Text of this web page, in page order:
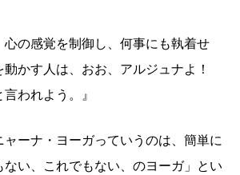
の感覚を制御し、何事にも執着せ
動かす人は、おお、アルジュナよ！
われよう。』
ーナ・ヨーガっていうのは、簡単に
い、これでもない、のヨーガ」とい